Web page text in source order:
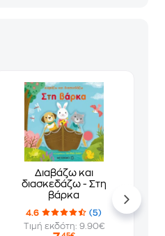
Διαβάζω και
διασκεδάζω - Στη
βάρκα
4.6
(5)
Τιμή εκδότη: 9.90€